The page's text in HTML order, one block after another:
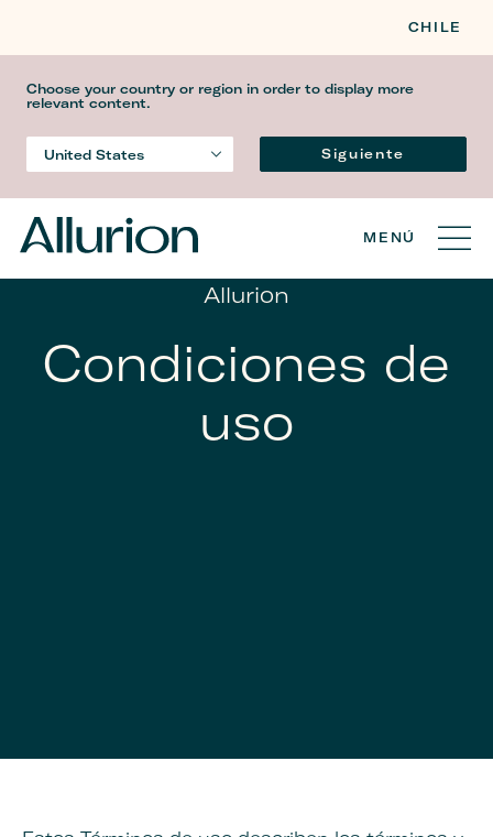
CHILE
Choose your country or region in order to display more
relevant content.
United States LanguageSiguiente
MENÚ
Allurion
Condiciones de
uso